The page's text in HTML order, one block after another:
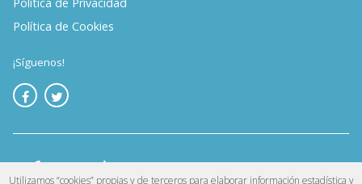
Política de Cookies
¡Síguenos!
Utilizamos “cookies” propias y de terceros para elaborar información estadística y